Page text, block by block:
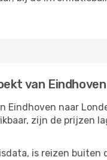
van
Eindhoven naar
zijn de prijzen
is reizen buiten